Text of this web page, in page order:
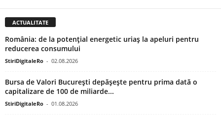
ACTUALITATE
România: de la potențial energetic uriaș la apeluri pentru
reducerea consumului
StiriDigitaleRo - 02.08.2026
Bursa de Valori București depășește pentru prima dată o
capitalizare de 100 de miliarde...
StiriDigitaleRo - 01.08.2026